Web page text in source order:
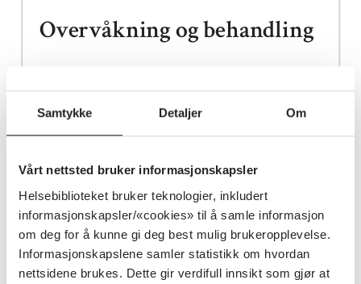
Samtykke Detaljer Om
Vårt nettsted bruker informasjonskapsler
Helsebiblioteket bruker teknologier, inkludert
informasjonskapsler/«cookies» til å samle informasjon
om deg for å kunne gi deg best mulig brukeropplevelse.
Informasjonskapslene samler statistikk om hvordan
nettsidene brukes. Dette gir verdifull innsikt som gjør at
Overvåkning og behandling
Barn og voksne:
symptomer etter uhell. Symptomer
kommer eventuelt raskt (innen 30-60
minutter).
Skyll munnen.